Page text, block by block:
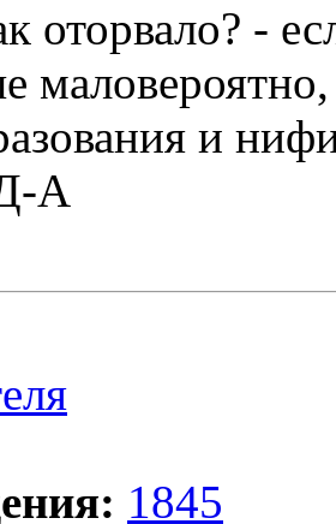
оторвало? -
маловероятно,
и
А
1845